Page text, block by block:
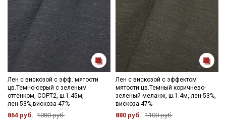
Лен с вискозой с эфф. мятости
цв.Темно-серый с зеленым
оттенком, СОРТ2, ш.1.45м,
лен-53%,вискоза-47%
864 руб. 1080 руб.
Лен с вискозой с эффектом
мятости цв.Темный коричнево-
зеленый меланж, ш.1.4м, лен-53%,
вискоза-47%
880 руб. 1100 руб.